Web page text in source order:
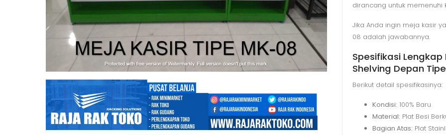
dirancang untuk memenuhi
Jika Anda ingin meja kasir
08 adalah jawabannya.
Spesifikasi
Shelving Depan
Berikut detail spesifikasinya:
Kondisi: 100% Baru
Material: Plat Besi
Bagian Atas: Plat